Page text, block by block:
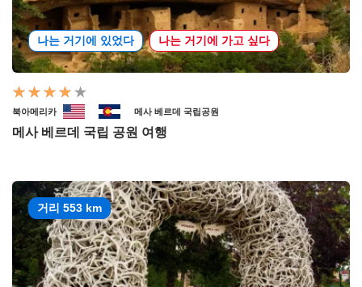
나는 거기에 있었다 나는 거기에 가고 싶다
북아메리카 메사 베르데 국립공원
메사 베르데 국립 공원 여행
거리 553 km